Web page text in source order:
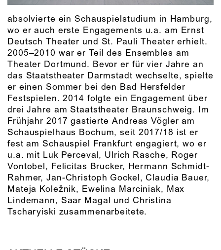
absolvierte ein Schauspielstudium in Hamburg,
wo er auch erste Engagements u.a. am Ernst
Deutsch Theater und St. Pauli Theater erhielt.
2005–2010 war er Teil des Ensembles am
Theater Dortmund. Bevor er für vier Jahre an
das Staatstheater Darmstadt wechselte, spielte
er einen Sommer bei den Bad Hersfelder
Festspielen. 2014 folgte ein Engagement über
drei Jahre am Staatstheater Braunschweig. Im
Frühjahr 2017 gastierte Andreas Vögler am
Schauspielhaus Bochum, seit 2017/18 ist er
fest am Schauspiel Frankfurt engagiert, wo er
u.a. mit Luk Perceval, Ulrich Rasche, Roger
Vontobel, Felicitas Brucker, Hermann Schmidt-
Rahmer, Jan-Christoph Gockel, Claudia Bauer,
Mateja Koležnik, Ewelina Marciniak, Max
Lindemann, Saar Magal und Christina
Tscharyiski zusammenarbeitete.